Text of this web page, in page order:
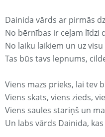
Dainida vārds ar pirmās
No bērnības ir ceļam līdzi
No laiku laikiem un uz visu
Tas būs tavs lepnums,
Viens mazs prieks, lai tev
Viens skats, viens zieds,
Viens saules stariņš un
Un labs vārds Dainida,